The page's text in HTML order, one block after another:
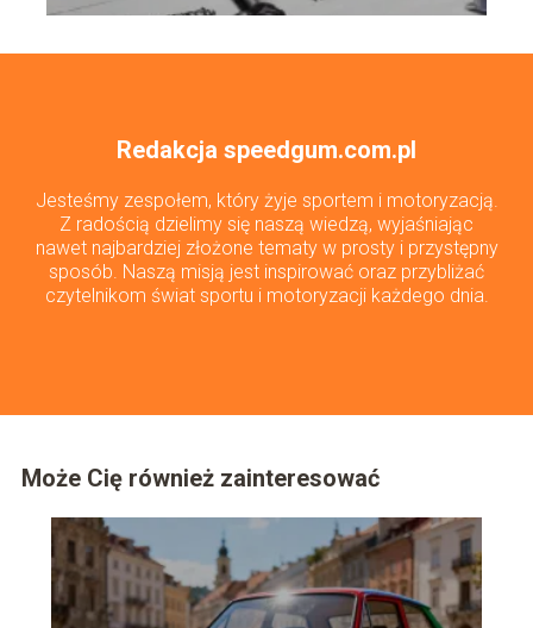
Redakcja speedgum.com.pl
Jesteśmy zespołem, który żyje sportem i motoryzacją.
Z radością dzielimy się naszą wiedzą, wyjaśniając
nawet najbardziej złożone tematy w prosty i przystępny
sposób. Naszą misją jest inspirować oraz przybliżać
czytelnikom świat sportu i motoryzacji każdego dnia.
Może Cię również zainteresować